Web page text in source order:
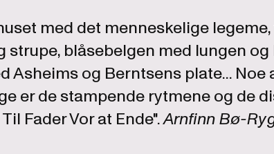
med det menneskelige
blåsebelgen med lungen
Asheims og Berntsens plate... Noe
er de stampende rytmene og de
Fader Vor at Ende".Arnfinn Bø-